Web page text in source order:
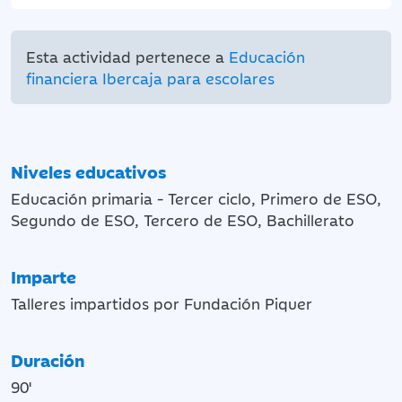
Esta actividad pertenece a Educación
financiera Ibercaja para escolares
Niveles educativos
Educación primaria - Tercer ciclo, Primero de ESO,
Segundo de ESO, Tercero de ESO, Bachillerato
Imparte
Talleres impartidos por Fundación Piquer
Duración
90'